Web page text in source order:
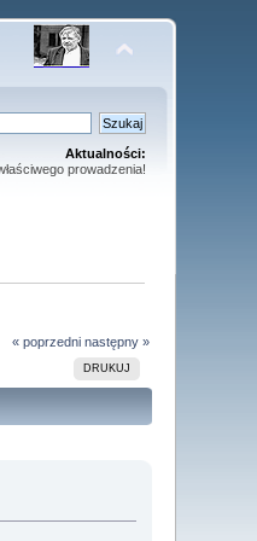
Aktualności:
prowadzenia!
« poprzedni następny »
DRUKUJ